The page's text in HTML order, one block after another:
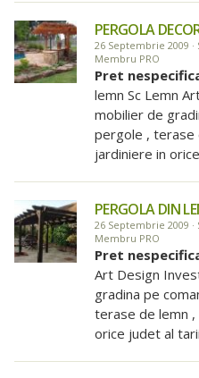
PERGOLA
26 Septembrie 2009 ·
Membru PRO
Pret
lemn Sc Lemn
mobilier de
pergole , terase
jardiniere in
PERGOLA DIN
26 Septembrie 2009 ·
Membru PRO
Pret
Art Design
gradina pe
terase de lemn ,
orice judet al